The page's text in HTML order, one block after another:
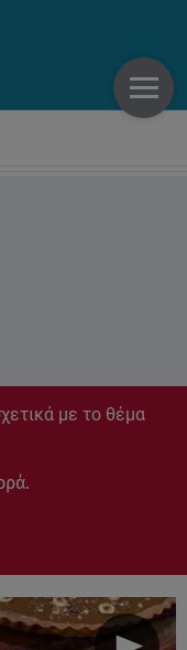
με το θέμα